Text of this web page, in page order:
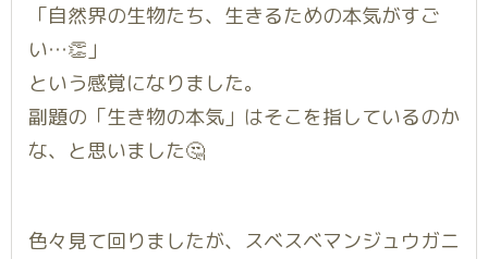
「自然界の生物たち、生きるための本気がすご
い…👏」
という感覚になりました。
副題の「生き物の本気」はそこを指しているのか
な、と思いました🤔
色々見て回りましたが、スベスベマンジュウガニ